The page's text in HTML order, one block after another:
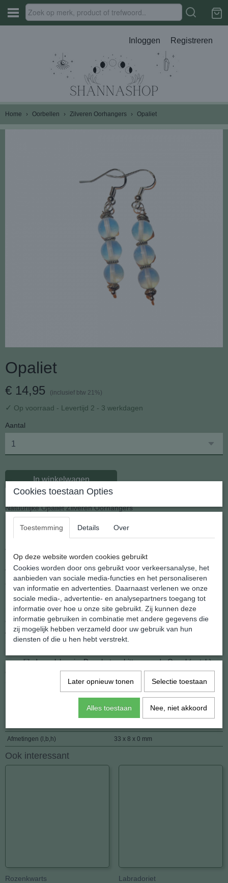
Inloggen Registreren
Home › Oorbellen › Zilveren Oorhangers › Opaliet
Opaliet
€ 14,95 (inclusief btw 21%)
✓ Op voorraad - Levertijd 2 - 3 werkdagen
Aantal
In winkelwagen
Natuurlijke Opaliet Zilveren Oorhangers
Voorzien van een zilveren oorhaakje en tussen kraaltjes
Afmeting: 8 x 33 mm.
Gewicht: 2,6 gram per stuk
Een van de populairste stenen anno nu is Opaliet. De krachtig
helende steen schittert sinds enkele jaren overal. Het betreft dan
ook een van de Nieuwetijdsstenen. Sinds de mensheid het
Aquariustijdperk heeft betreden is deze edelsteen een lieveling en
het perfecte voorbeeld van synergie tussen mens en natuur. Dit
namelijk door alchemie. Door het verhitten van de Opaal (potch)
ontstaat Opaliet. Speciaal is ook haar aantrekkingskracht op
(Nieuwetijds-)kinderen.
Afmetingen (l,b,h) 33 x 8 x 0 mm
Ook interessant
Rozenkwarts Labradoriet
Cookies toestaan Opties
Toestemming Details Over
Op deze website worden cookies gebruikt
Cookies worden door ons gebruikt voor verkeersanalyse, het
aanbieden van sociale media-functies en het personaliseren
van informatie en advertenties. Daarnaast verlenen we onze
sociale media-, advertentie- en analysepartners toegang tot
informatie over hoe u onze site gebruikt. Zij kunnen deze
informatie gebruiken in combinatie met andere gegevens die
zij mogelijk hebben verzameld door uw gebruik van hun
diensten of die u hen hebt verstrekt.
Later opnieuw tonen Selectie toestaan
Alles toestaan Nee, niet akkoord